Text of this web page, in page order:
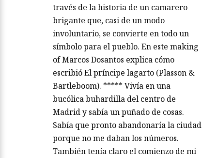
través de la historia de un camarero
brigante que, casi de un modo
involuntario, se convierte en todo un
símbolo para el pueblo. En este making
of Marcos Dosantos explica cómo
escribió El príncipe lagarto (Plasson &
Bartleboom). ***** Vivía en una
bucólica buhardilla del centro de
Madrid y sabía un puñado de cosas.
Sabía que pronto abandonaría la ciudad
porque no me daban los números.
También tenía claro el comienzo de mi